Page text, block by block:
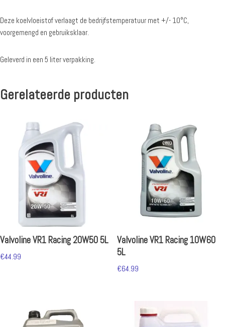
Deze koelvloeistof verlaagt de bedrijfstemperatuur met +/- 10°C,
voorgemengd en gebruiksklaar.
Geleverd in een 5 liter verpakking.
Gerelateerde producten
Valvoline VR1 Racing 20W50 5L
€44.99
Valvoline VR1 Racing 10W60
5L
€64.99